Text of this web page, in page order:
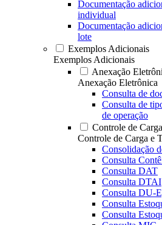
Documentação
individual
Documentação
lote
Exemplos Adicionais
Exemplos Adicionais
Anexação
Anexação Eletrônica
Consulta de
Consulta de
de operação
Controle de
Controle de Carga e
Consolidação
Consulta
Consulta DAT
Consulta DTAI
Consulta DU-
Consulta
Consulta